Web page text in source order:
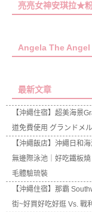
亮亮女神安琪拉★
Angela The Angel
最新文章
【沖繩住宿】超美海景
道免費使用 グランドメ
【沖繩飯店】沖繩日和
無邊際泳池｜好吃鐵板
毛體驗琉裝
【沖繩住宿】那霸
街~好買好吃好逛 Vs. 戰